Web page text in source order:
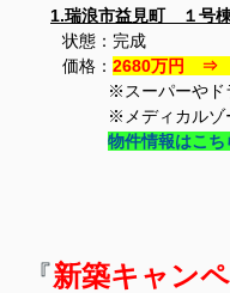
1.瑞浪市益見町１号
状態：完成
価格： 2680万円 ⇒
※スーパーやド
※メディカルゾーン
物件情報はこち
『新築キャン